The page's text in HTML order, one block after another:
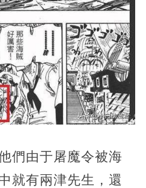
們由于屠魔令被海
就有兩津先生，還